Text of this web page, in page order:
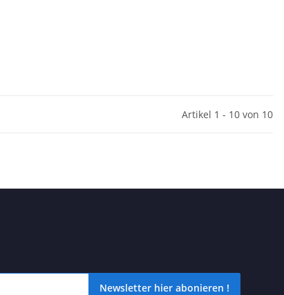
Artikel 1 - 10 von 10
Newsletter hier abonieren !